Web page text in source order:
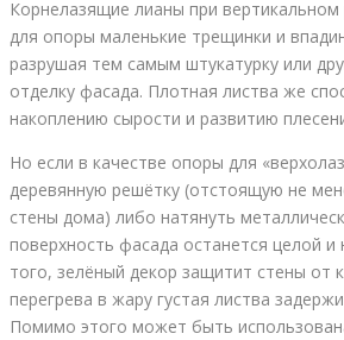
Корнелазящие лианы при вертикальном
для опоры маленькие трещинки и
разрушая тем самым штукатурку или
отделку фасада. Плотная листва же
накоплению сырости и развитию
Но если в качестве опоры для
деревянную решётку (отстоящую не
стены дома) либо натянуть
поверхность фасада останется целой
того, зелёный декор защитит стены от
перегрева в жару густая листва
Помимо этого может быть